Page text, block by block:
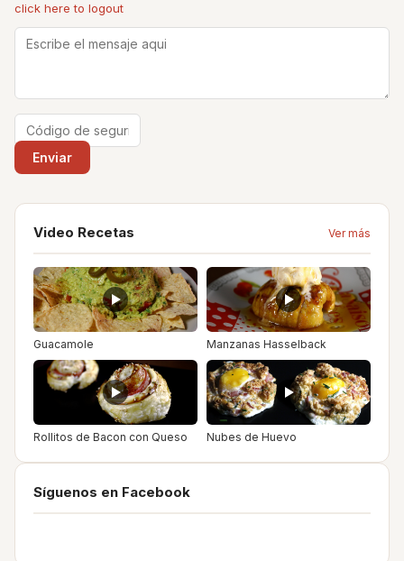
click here to logout
Video Recetas Ver más
Guacamole Manzanas Hasselback
Rollitos de Bacon con Queso Nubes de Huevo
Síguenos en Facebook